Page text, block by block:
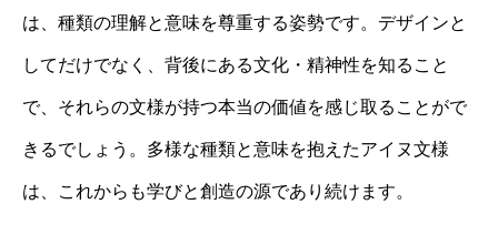
は、種類の理解と意味を尊重する姿勢です。デザインと
してだけでなく、背後にある文化・精神性を知ること
で、それらの文様が持つ本当の価値を感じ取ることがで
きるでしょう。多様な種類と意味を抱えたアイヌ文様
は、これからも学びと創造の源であり続けます。